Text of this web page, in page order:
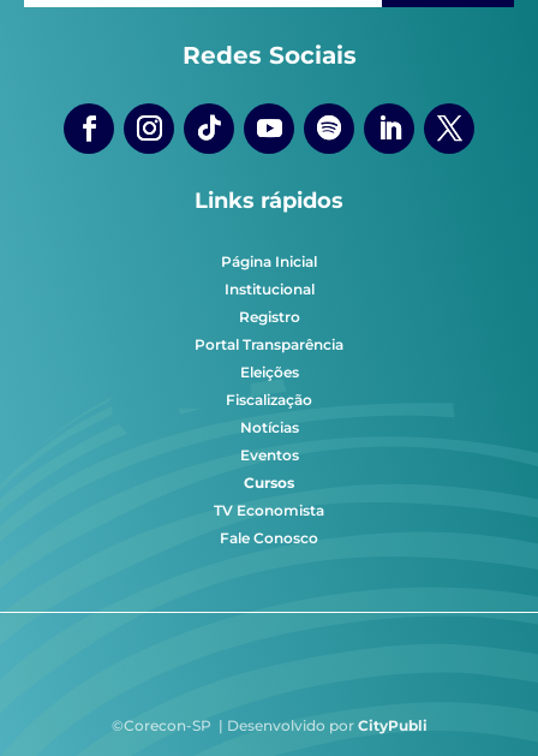
Redes Sociais
Links rápidos
Página Inicial
Institucional
Registro
Portal Transparência
Eleições
Fiscalização
Notícias
Eventos
Cursos
TV Economista
Fale Conosco
©Corecon-SP | Desenvolvido por CityPubli